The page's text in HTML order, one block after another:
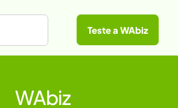
Teste a WAbiz
WAbiz